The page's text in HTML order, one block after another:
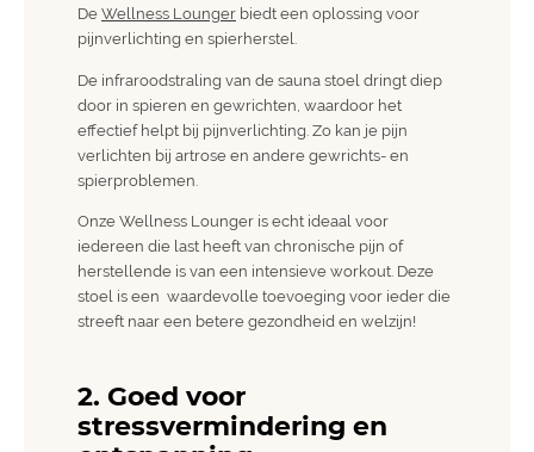
De Wellness Lounger biedt een oplossing voor
pijnverlichting en spierherstel.
De infraroodstraling van de sauna stoel dringt diep
door in spieren en gewrichten, waardoor het
effectief helpt bij pijnverlichting. Zo kan je pijn
verlichten bij artrose en andere gewrichts- en
spierproblemen.
Onze Wellness Lounger is echt ideaal voor
iedereen die last heeft van chronische pijn of
herstellende is van een intensieve workout. Deze
stoel is een waardevolle toevoeging voor ieder die
streeft naar een betere gezondheid en welzijn!
2. Goed voor
stressvermindering en